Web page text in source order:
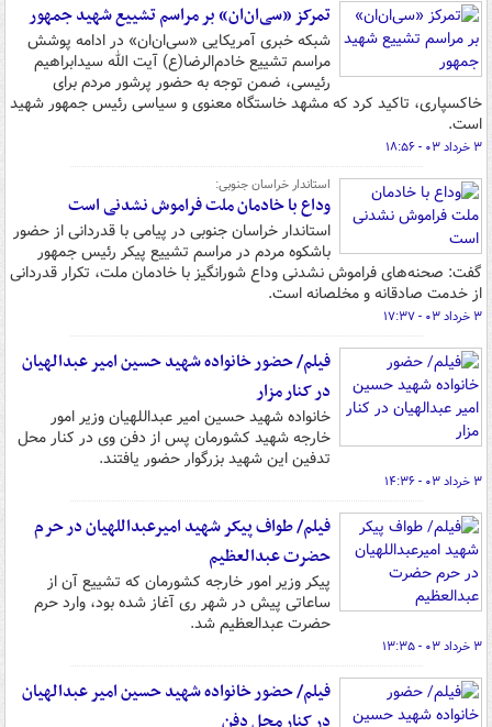
تمرکز «سی‌ان‌ان» بر مراسم تشییع شهید جمهور
شبکه خبری آمریکایی «سی‌ان‌ان» در ادامه پوشش
مراسم تشییع خادم‌الرضا(ع) آیت الله سیدابراهیم
رئیسی، ضمن توجه به حضور پرشور مردم برای
خاکسپاری، تاکید کرد که مشهد خاستگاه معنوی و سیاسی رئیس جمهور شهید
است.
۳ خرداد ۰۳ - ۱۸:۵۶
استاندار خراسان جنوبی:
وداع با خادمان ملت فراموش نشدنی است
استاندار خراسان جنوبی در پیامی با قدردانی از حضور
باشکوه مردم در مراسم تشییع پیکر رئیس جمهور
گفت: صحنه‌های فراموش نشدنی وداع شورانگیز با خادمان ملت، تکرار قدردانی‌
از خدمت صادقانه و مخلصانه است.
۳ خرداد ۰۳ - ۱۷:۳۷
فیلم/ حضور خانواده شهید حسین امیر عبدالهیان
در کنار مزار
خانواده شهید حسین امیر عبداللهیان وزیر امور
خارجه شهید کشورمان پس از دفن وی در کنار محل
تدفین این شهید بزرگوار حضور یافتند.
۳ خرداد ۰۳ - ۱۴:۳۶
فیلم/ طواف پیکر شهید امیرعبداللهیان در حرم
حضرت عبدالعظیم
پیکر وزیر امور خارجه کشورمان که تشییع آن از
ساعاتی پیش در شهر ری آغاز شده بود، وارد حرم
حضرت عبدالعظیم شد.
۳ خرداد ۰۳ - ۱۳:۳۵
فیلم/ حضور خانواده شهید حسین امیر عبدالهیان